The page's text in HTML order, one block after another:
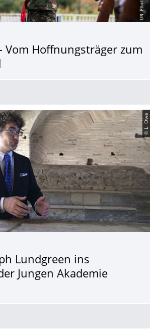
Vom Hoffnungsträger zum
© L. Owe
Lundgreen ins
Jungen Akademie